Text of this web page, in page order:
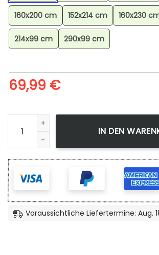
160x200 cm 152x214 cm 160x230
214x99 cm 290x99 cm
69,99 €
Dragoran Pokmon Dragonite
IN DEN
Voraussichtliche Liefertermine: Aug.